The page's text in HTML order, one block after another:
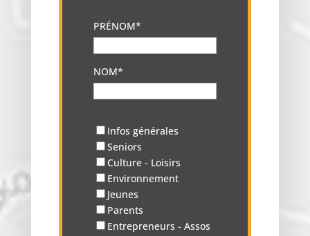
PRÉNOM*
NOM*
Infos générales
Seniors
Culture - Loisirs
Environnement
Jeunes
Parents
Entrepreneurs - Assos